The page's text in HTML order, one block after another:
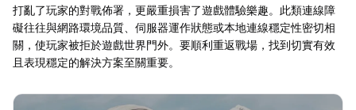
打亂了玩家的對戰佈署，更嚴重損害了遊戲體驗樂趣。此類連線障
礙往往與網路環境品質、伺服器運作狀態或本地連線穩定性密切相
關，使玩家被拒於遊戲世界門外。要順利重返戰場，找到切實有效
且表現穩定的解決方案至關重要。